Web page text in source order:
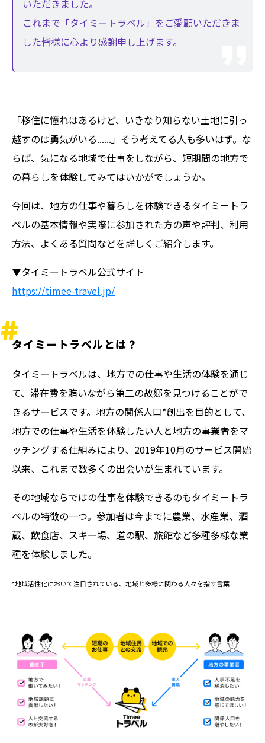
いただきました。
これまで「タイミートラベル」をご愛顧いただきま
した皆様に心より感謝申し上げます。
「移住に憧れはあるけど、いきなり知らない土地に引っ
越すのは勇気がいる......」そう考えてる人も多いはず。な
らば、気になる地域で仕事をしながら、短期間の地方で
の暮らしを体験してみてはいかがでしょうか。
今回は、地方の仕事や暮らしを体験できるタイミートラ
ベルの基本情報や実際に参加された方の声や評判、利用
方法、よくある質問などを詳しくご紹介します。
▼タイミートラベル公式サイト
https://timee-travel.jp/
タイミートラベルとは？
タイミートラベルは、地方での仕事や生活の体験を通じ
て、滞在費を賄いながら第二の故郷を見つけることがで
きるサービスです。地方の関係人口*創出を目的として、
地方での仕事や生活を体験したい人と地方の事業者をマ
ッチングする仕組みにより、2019年10月のサービス開始
以来、これまで数多くの出会いが生まれています。
その地域ならではの仕事を体験できるのもタイミートラ
ベルの特徴の一つ。参加者は今までに農業、水産業、酒
蔵、飲食店、スキー場、道の駅、旅館など多種多様な業
種を体験しました。
*地域活性化において注目されている、地域と多様に関わる人々を指す言葉